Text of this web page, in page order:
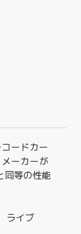
ードカー
ーカーが
同等の性能
ライブ